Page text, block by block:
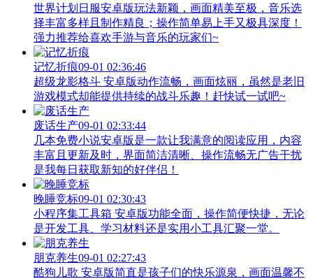
世界计划日服安卓版玩法新颖，画面精美至极，音乐选
择丰富多样且制作精良；操作简单易上手又极具深度！
强力推荐给喜欢手游与音乐的玩家们~
记忆折痕09-01 02:36:46
超级龙影格斗 安卓版动作流畅，画面炫丽，虽然是老旧
游戏模式却能提供持续的战斗乐趣！赶快试一试吧~
废话生产09-01 02:33:44
几本免费小说安卓版是一款让我满意的阅读应用，内容
丰富且更新及时，界面简洁清晰、操作流畅无广告干扰
是我每日获取新知的好伴侣！
晚睡竞标09-01 02:30:43
小程序集工具箱 安卓版功能全面，操作简便快捷，无论
是开发工具、学习材料还是实用小工具汇聚一堂。
朋克养生09-01 02:27:43
酷狗儿歌 安卓版简直是孩子们的快乐源泉，画面温馨不